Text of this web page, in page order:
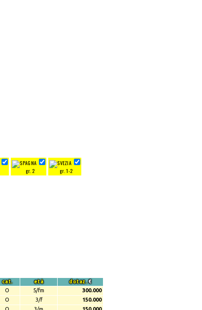
gr. 2 gr. 1-2
cat. età dotaz.€
O 5/fm
300.000
O 3/f
150.000